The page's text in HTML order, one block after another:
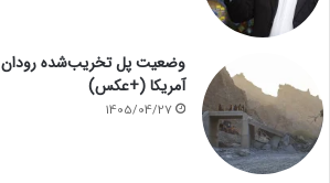
وضعیت پل تخریب‌شده رودان
آمریکا (+عکس)
1405/04/27